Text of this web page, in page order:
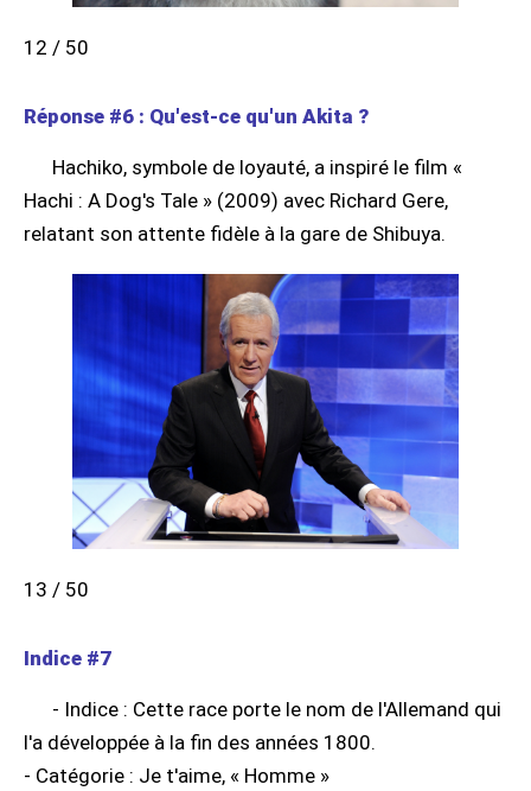
12 / 50
Réponse #6 : Qu'est-ce qu'un Akita ?
Hachiko, symbole de loyauté, a inspiré le film «
Hachi : A Dog's Tale » (2009) avec Richard Gere,
relatant son attente fidèle à la gare de Shibuya.
13 / 50
Indice #7
- Indice : Cette race porte le nom de l'Allemand qui
l'a développée à la fin des années 1800.
- Catégorie : Je t'aime, « Homme »